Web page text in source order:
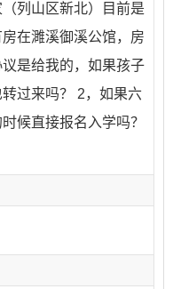
列山区新北）目前是
在濉溪御溪公馆，房
是给我的，如果孩子
过来吗？ 2，如果六
候直接报名入学吗？